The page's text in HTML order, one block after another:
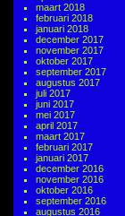
maart 2018
februari 2018
januari 2018
december 2017
november 2017
oktober 2017
september 2017
augustus 2017
juli 2017
juni 2017
mei 2017
april 2017
maart 2017
februari 2017
januari 2017
december 2016
november 2016
oktober 2016
september 2016
augustus 2016